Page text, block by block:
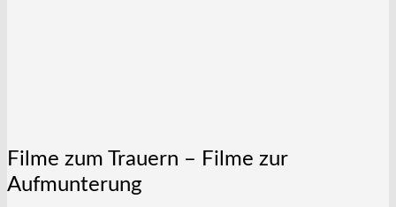
Filme zum Trauern – Filme zur
Aufmunterung